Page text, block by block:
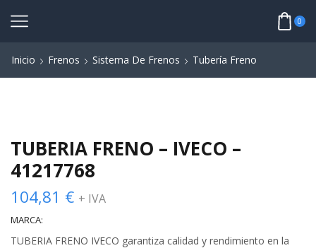
0
Inicio Frenos Sistema De Frenos Tubería Freno
TUBERIA FRENO – IVECO –
41217768
104,81 € + IVA
MARCA:
TUBERIA FRENO IVECO garantiza calidad y rendimiento en la